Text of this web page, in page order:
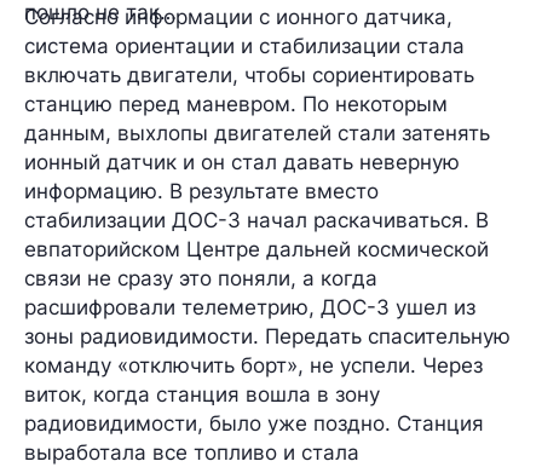
пошло не так…
Согласно информации с ионного датчика,
система ориентации и стабилизации стала
включать двигатели, чтобы сориентировать
станцию перед маневром. По некоторым
данным, выхлопы двигателей стали затенять
ионный датчик и он стал давать неверную
информацию. В результате вместо
стабилизации ДОС-3 начал раскачиваться. В
евпаторийском Центре дальней космической
связи не сразу это поняли, а когда
расшифровали телеметрию, ДОС-3 ушел из
зоны радиовидимости. Передать спасительную
команду «отключить борт», не успели. Через
виток, когда станция вошла в зону
радиовидимости, было уже поздно. Станция
выработала все топливо и стала